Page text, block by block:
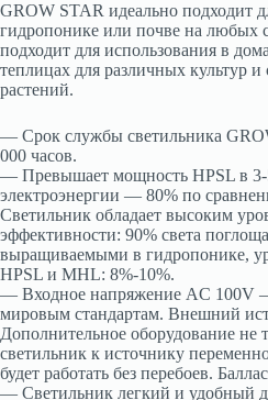
GROW STAR идеально подходит
гидропонике или почве на любых
подходит для использования в
теплицах для различных культур и
растений.
— Срок службы светильника
000 часов.
— Превышает мощность HPSL в 3-
электроэнергии — 80% по
Светильник обладает высоким
эффективности: 90% света
выращиваемыми в гидропонике,
HPSL и MHL: 8%-10%.
— Входное напряжение AC 100V —
мировым стандартам. Внешний
Дополнительное оборудование не
светильник к источнику
будет работать без перебоев.
— Светильник легкий и удобный